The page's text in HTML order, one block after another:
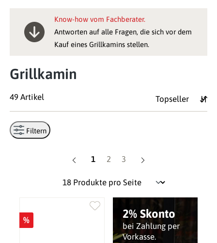
Know-how vom Fachberater.
Antworten auf alle Fragen, die sich vor dem
Kauf eines Grillkamins stellen.
Grillkamin
49 Artikel
Filtern
Seite
1 Seite
2 Seite
3
2% Skonto
bei Zahlung per
Vorkasse.
%